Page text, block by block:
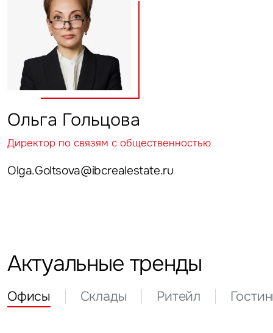
Ольга Гольцова
Директор по связям с общественностью
Olga.Goltsova@ibcrealestate.ru
Актуальные тренды
Офисы Склады Ритейл